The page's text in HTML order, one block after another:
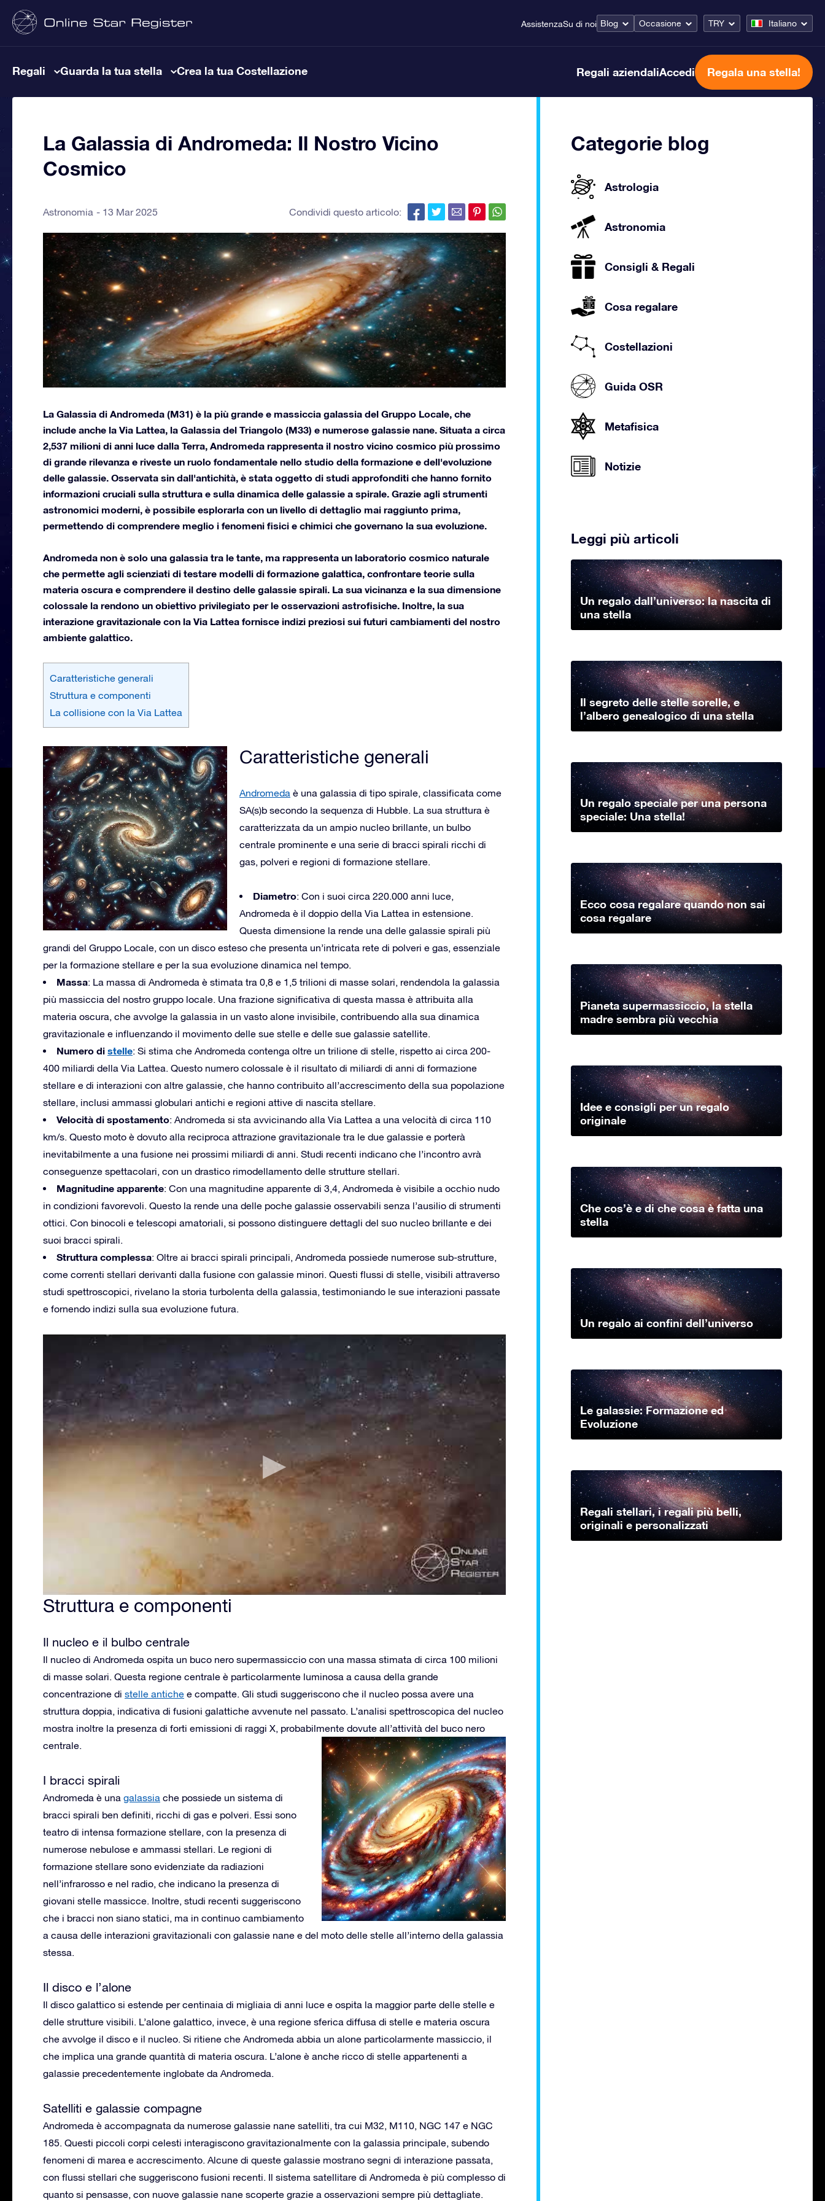
AssistenzaSu di noi Blog Occasione TRY Italiano
Regali Guarda la tua stella Crea la tua Costellazione Regali aziendaliAccedi Regala una stella!
La Galassia di Andromeda: Il Nostro Vicino
Cosmico
Astronomia 13 Mar 2025 Condividi questo articolo:
La Galassia di Andromeda (M31) è la più grande e massiccia galassia del Gruppo Locale, che
include anche la Via Lattea, la Galassia del Triangolo (M33) e numerose galassie nane. Situata a circa
2,537 milioni di anni luce dalla Terra, Andromeda rappresenta il nostro vicino cosmico più prossimo
di grande rilevanza e riveste un ruolo fondamentale nello studio della formazione e dell'evoluzione
delle galassie. Osservata sin dall'antichità, è stata oggetto di studi approfonditi che hanno fornito
informazioni cruciali sulla struttura e sulla dinamica delle galassie a spirale. Grazie agli strumenti
astronomici moderni, è possibile esplorarla con un livello di dettaglio mai raggiunto prima,
permettendo di comprendere meglio i fenomeni fisici e chimici che governano la sua evoluzione.
Andromeda non è solo una galassia tra le tante, ma rappresenta un laboratorio cosmico naturale
che permette agli scienziati di testare modelli di formazione galattica, confrontare teorie sulla
materia oscura e comprendere il destino delle galassie spirali. La sua vicinanza e la sua dimensione
colossale la rendono un obiettivo privilegiato per le osservazioni astrofisiche. Inoltre, la sua
interazione gravitazionale con la Via Lattea fornisce indizi preziosi sui futuri cambiamenti del nostro
ambiente galattico.
Caratteristiche generali
Struttura e componenti
La collisione con la Via Lattea
Caratteristiche generali
Andromeda è una galassia di tipo spirale, classificata come
SA(s)b secondo la sequenza di Hubble. La sua struttura è
caratterizzata da un ampio nucleo brillante, un bulbo
centrale prominente e una serie di bracci spirali ricchi di
gas, polveri e regioni di formazione stellare.
Diametro: Con i suoi circa 220.000 anni luce,
Andromeda è il doppio della Via Lattea in estensione.
Questa dimensione la rende una delle galassie spirali più
grandi del Gruppo Locale, con un disco esteso che presenta un’intricata rete di polveri e gas, essenziale
per la formazione stellare e per la sua evoluzione dinamica nel tempo.
Massa: La massa di Andromeda è stimata tra 0,8 e 1,5 trilioni di masse solari, rendendola la galassia
più massiccia del nostro gruppo locale. Una frazione significativa di questa massa è attribuita alla
materia oscura, che avvolge la galassia in un vasto alone invisibile, contribuendo alla sua dinamica
gravitazionale e influenzando il movimento delle sue stelle e delle sue galassie satellite.
Numero di stelle: Si stima che Andromeda contenga oltre un trilione di stelle, rispetto ai circa 200-
400 miliardi della Via Lattea. Questo numero colossale è il risultato di miliardi di anni di formazione
stellare e di interazioni con altre galassie, che hanno contribuito all’accrescimento della sua popolazione
stellare, inclusi ammassi globulari antichi e regioni attive di nascita stellare.
Velocità di spostamento: Andromeda si sta avvicinando alla Via Lattea a una velocità di circa 110
km/s. Questo moto è dovuto alla reciproca attrazione gravitazionale tra le due galassie e porterà
inevitabilmente a una fusione nei prossimi miliardi di anni. Studi recenti indicano che l’incontro avrà
conseguenze spettacolari, con un drastico rimodellamento delle strutture stellari.
Magnitudine apparente: Con una magnitudine apparente di 3,4, Andromeda è visibile a occhio nudo
in condizioni favorevoli. Questo la rende una delle poche galassie osservabili senza l’ausilio di strumenti
ottici. Con binocoli e telescopi amatoriali, si possono distinguere dettagli del suo nucleo brillante e dei
suoi bracci spirali.
Struttura complessa: Oltre ai bracci spirali principali, Andromeda possiede numerose sub-strutture,
come correnti stellari derivanti dalla fusione con galassie minori. Questi flussi di stelle, visibili attraverso
studi spettroscopici, rivelano la storia turbolenta della galassia, testimoniando le sue interazioni passate
e fornendo indizi sulla sua evoluzione futura.
Struttura e componenti
Il nucleo e il bulbo centrale
Il nucleo di Andromeda ospita un buco nero supermassiccio con una massa stimata di circa 100 milioni
di masse solari. Questa regione centrale è particolarmente luminosa a causa della grande
concentrazione di stelle antiche e compatte. Gli studi suggeriscono che il nucleo possa avere una
struttura doppia, indicativa di fusioni galattiche avvenute nel passato. L’analisi spettroscopica del nucleo
mostra inoltre la presenza di forti emissioni di raggi X, probabilmente dovute all’attività del buco nero
centrale.
I bracci spirali
Andromeda è una galassia che possiede un sistema di
bracci spirali ben definiti, ricchi di gas e polveri. Essi sono
teatro di intensa formazione stellare, con la presenza di
numerose nebulose e ammassi stellari. Le regioni di
formazione stellare sono evidenziate da radiazioni
nell’infrarosso e nel radio, che indicano la presenza di
giovani stelle massicce. Inoltre, studi recenti suggeriscono
che i bracci non siano statici, ma in continuo cambiamento
a causa delle interazioni gravitazionali con galassie nane e del moto delle stelle all’interno della galassia
stessa.
Il disco e l’alone
Il disco galattico si estende per centinaia di migliaia di anni luce e ospita la maggior parte delle stelle e
delle strutture visibili. L’alone galattico, invece, è una regione sferica diffusa di stelle e materia oscura
che avvolge il disco e il nucleo. Si ritiene che Andromeda abbia un alone particolarmente massiccio, il
che implica una grande quantità di materia oscura. L’alone è anche ricco di stelle appartenenti a
galassie precedentemente inglobate da Andromeda.
Satelliti e galassie compagne
Andromeda è accompagnata da numerose galassie nane satelliti, tra cui M32, M110, NGC 147 e NGC
185. Questi piccoli corpi celesti interagiscono gravitazionalmente con la galassia principale, subendo
fenomeni di marea e accrescimento. Alcune di queste galassie mostrano segni di interazione passata,
con flussi stellari che suggeriscono fusioni recenti. Il sistema satellitare di Andromeda è più complesso di
quanto si pensasse, con nuove galassie nane scoperte grazie a osservazioni sempre più dettagliate.
Categorie blog
Astrologia
Astronomia
Consigli & Regali
Cosa regalare
Costellazioni
Guida OSR
Metafisica
Notizie
Leggi più articoli
Un regalo dall’universo: la nascita di
una stella
Il segreto delle stelle sorelle, e
l’albero genealogico di una stella
Un regalo speciale per una persona
speciale: Una stella!
Ecco cosa regalare quando non sai
cosa regalare
Pianeta supermassiccio, la stella
madre sembra più vecchia
Idee e consigli per un regalo
originale
Che cos’è e di che cosa è fatta una
stella
Un regalo ai confini dell’universo
Le galassie: Formazione ed
Evoluzione
Regali stellari, i regali più belli,
originali e personalizzati